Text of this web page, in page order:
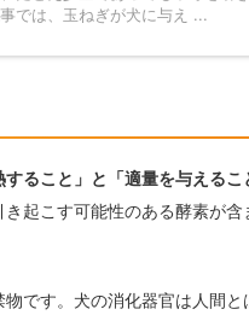
では、玉ねぎが犬に与え ...
すること」と「適量を与える
起こす可能性のある酵素が含
です。犬の消化器官は人間